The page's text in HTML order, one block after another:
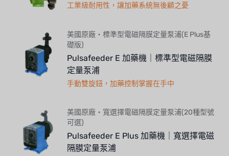
工業級耐用性，讓加藥系統無後顧之憂
美國原廠・標準型電磁隔膜定量泵浦(E Plus基
礎版)
Pulsafeeder E 加藥機｜標準型電磁隔膜
定量泵浦
手動雙旋鈕，加藥控制掌握在手中
美國原廠・寬選擇電磁隔膜定量泵浦(20種型號
可選)
Pulsafeeder E Plus 加藥機｜寬選擇電磁
隔膜定量泵浦